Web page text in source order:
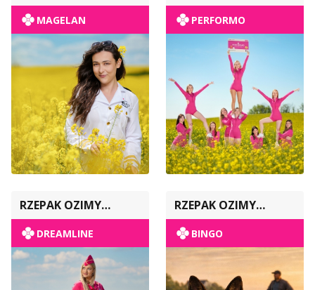
MAGELAN PERFORMO
RZEPAK OZIMY
POPULACYJNY
DREAMLINE
RZEPAK OZIMY
POPULACYJNY
BINGO